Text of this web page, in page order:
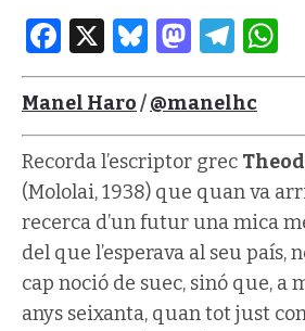
Facebook
X Bluesky
Manel Haro/@manelhc
Recorda l’escriptor grec
(Mololai, 1938) que quan va
recerca d’un futur una mica
del que l’esperava al seu país,
cap noció de suec, sinó que, a
anys seixanta, quan tot just